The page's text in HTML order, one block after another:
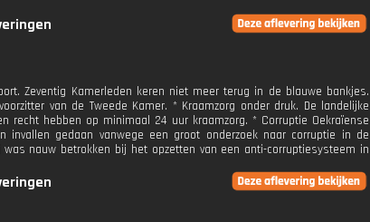
Zeventig Kamerleden keren niet meer terug in de blauwe bankjes.
van de Tweede Kamer. * Kraamzorg onder druk. De landelijke
recht hebben op minimaal 24 uur kraamzorg. * Corruptie Oekraïense
invallen gedaan vanwege een groot onderzoek naar corruptie in de
nauw betrokken bij het opzetten van een anti-corruptiesysteem in